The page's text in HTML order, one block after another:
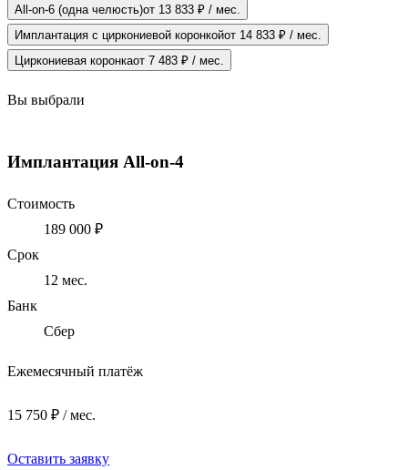
All-on-6 (одна челюсть)от 13 833 ₽ / мес.
Имплантация с циркониевой коронкойот 14 833 ₽ / мес.
Циркониевая коронкаот 7 483 ₽ / мес.
Вы выбрали
Имплантация All-on-4
Стоимость
189 000 ₽
Срок
12 мес.
Банк
Сбер
Ежемесячный платёж
15 750 ₽ / мес.
Оставить заявку